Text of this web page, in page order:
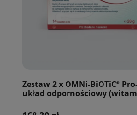
Zestaw 2 x OMNi-BiOTiC®
układ odpornościowy